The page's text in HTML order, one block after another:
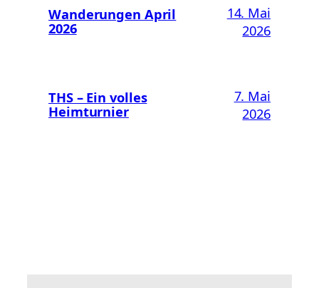
Wanderungen April
2026
14. Mai
2026
THS – Ein volles
Heimturnier
7. Mai
2026